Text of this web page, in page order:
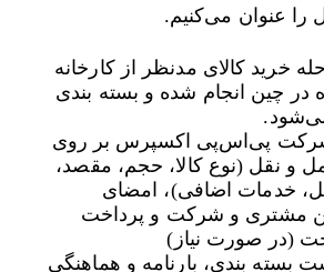
را عنوان می‌کنیم.
خرید کالای مدنظر از کارخانه
در چین انجام شده و بسته بندی
شرکت پی‌اس‌پی اکسپرس بر روی
و نقل (نوع کالا، حجم، مقصد،
خدمات اضافی)، امضای
مشتری و شرکت و پرداخت
(در صورت نیاز)
بسته بندی، بارنامه و هماهنگی